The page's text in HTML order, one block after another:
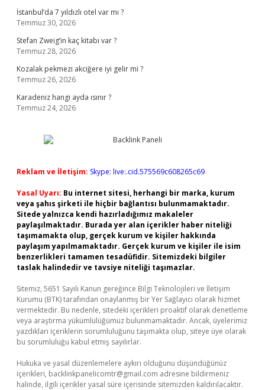
İstanbul’da 7 yıldızlı otel var mı ?
Temmuz 30, 2026
Stefan Zweig’in kaç kitabı var ?
Temmuz 28, 2026
Kozalak pekmezi akciğere iyi gelir mi ?
Temmuz 26, 2026
Karadeniz hangi ayda ısınır ?
Temmuz 24, 2026
Reklam ve İletişim: Skype: live:.cid.575569c608265c69
Yasal Uyarı: Bu internet sitesi, herhangi bir marka, kurum
veya şahıs şirketi ile hiçbir bağlantısı bulunmamaktadır.
Sitede yalnızca kendi hazırladığımız makaleler
paylaşılmaktadır. Burada yer alan içerikler haber niteliği
taşımamakta olup, gerçek kurum ve kişiler hakkında
paylaşım yapılmamaktadır. Gerçek kurum ve kişiler ile isim
benzerlikleri tamamen tesadüfidir. Sitemizdeki bilgiler
taslak halindedir ve tavsiye niteliği taşımazlar.
Sitemiz, 5651 Sayılı Kanun gereğince Bilgi Teknolojileri ve İletişim
Kurumu (BTK) tarafından onaylanmış bir Yer Sağlayıcı olarak hizmet
vermektedir. Bu nedenle, sitedeki içerikleri proaktif olarak denetleme
veya araştırma yükümlülüğümüz bulunmamaktadır. Ancak, üyelerimiz
yazdıkları içeriklerin sorumluluğunu taşımakta olup, siteye üye olarak
bu sorumluluğu kabul etmiş sayılırlar.
Hukuka ve yasal düzenlemelere aykırı olduğunu düşündüğünüz
içerikleri, backlinkpanelicomtr@gmail.com adresine bildirmeniz
halinde, ilgili içerikler yasal süre içerisinde sitemizden kaldırılacaktır.